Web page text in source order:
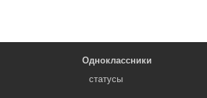
Одноклассники
статусы